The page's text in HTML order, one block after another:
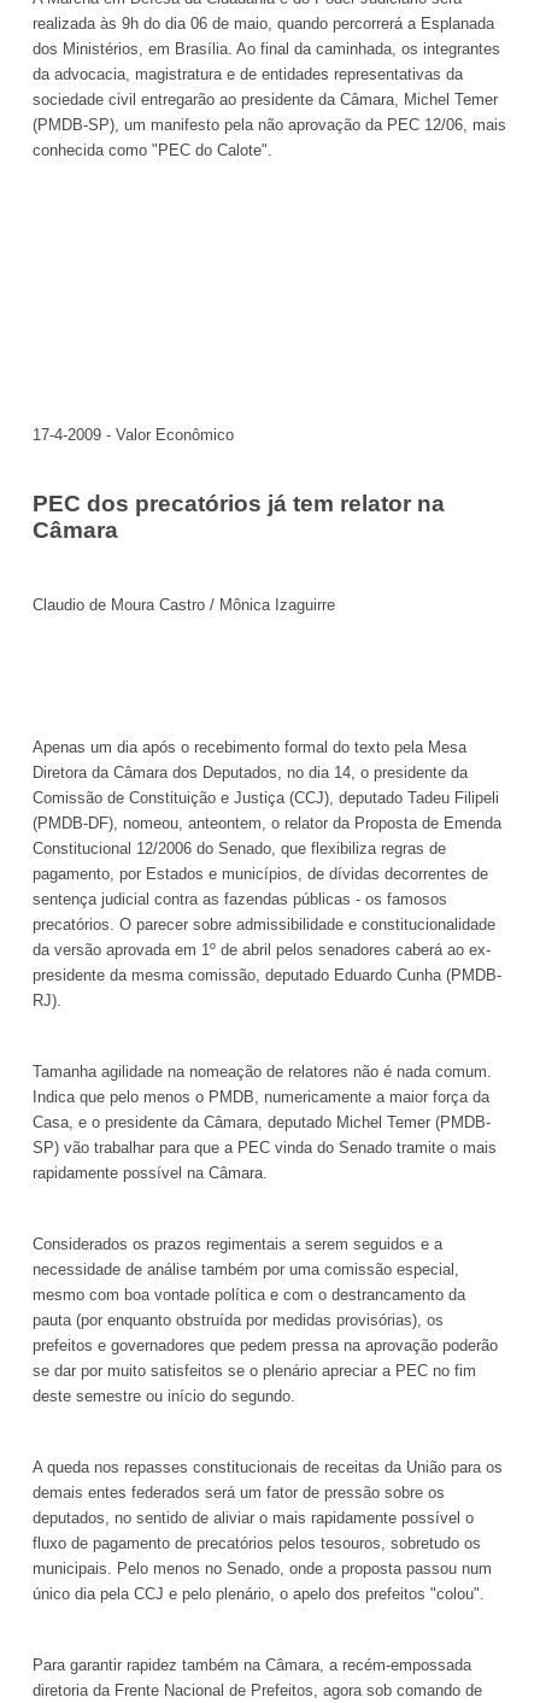
realizada às 9h do dia 06 de maio, quando percorrerá a Esplanada
dos Ministérios, em Brasília. Ao final da caminhada, os integrantes
da advocacia, magistratura e de entidades representativas da
sociedade civil entregarão ao presidente da Câmara, Michel Temer
(PMDB-SP), um manifesto pela não aprovação da PEC 12/06, mais
conhecida como "PEC do Calote".
17-4-2009 - Valor Econômico
PEC dos precatórios já tem relator na
Câmara
Claudio de Moura Castro / Mônica Izaguirre
Apenas um dia após o recebimento formal do texto pela Mesa
Diretora da Câmara dos Deputados, no dia 14, o presidente da
Comissão de Constituição e Justiça (CCJ), deputado Tadeu Filipeli
(PMDB-DF), nomeou, anteontem, o relator da Proposta de Emenda
Constitucional 12/2006 do Senado, que flexibiliza regras de
pagamento, por Estados e municípios, de dívidas decorrentes de
sentença judicial contra as fazendas públicas - os famosos
precatórios. O parecer sobre admissibilidade e constitucionalidade
da versão aprovada em 1º de abril pelos senadores caberá ao ex-
presidente da mesma comissão, deputado Eduardo Cunha (PMDB-
RJ).
Tamanha agilidade na nomeação de relatores não é nada comum.
Indica que pelo menos o PMDB, numericamente a maior força da
Casa, e o presidente da Câmara, deputado Michel Temer (PMDB-
SP) vão trabalhar para que a PEC vinda do Senado tramite o mais
rapidamente possível na Câmara.
Considerados os prazos regimentais a serem seguidos e a
necessidade de análise também por uma comissão especial,
mesmo com boa vontade política e com o destrancamento da
pauta (por enquanto obstruída por medidas provisórias), os
prefeitos e governadores que pedem pressa na aprovação poderão
se dar por muito satisfeitos se o plenário apreciar a PEC no fim
deste semestre ou início do segundo.
A queda nos repasses constitucionais de receitas da União para os
demais entes federados será um fator de pressão sobre os
deputados, no sentido de aliviar o mais rapidamente possível o
fluxo de pagamento de precatórios pelos tesouros, sobretudo os
municipais. Pelo menos no Senado, onde a proposta passou num
único dia pela CCJ e pelo plenário, o apelo dos prefeitos "colou".
Para garantir rapidez também na Câmara, a recém-empossada
diretoria da Frente Nacional de Prefeitos, agora sob comando de